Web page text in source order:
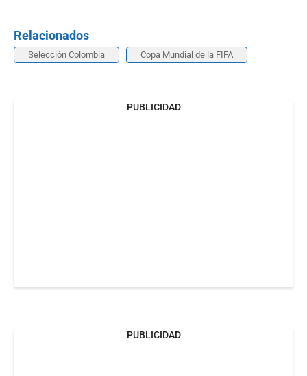
Relacionados
Selección Colombia Copa Mundial de la FIFA
PUBLICIDAD
PUBLICIDAD